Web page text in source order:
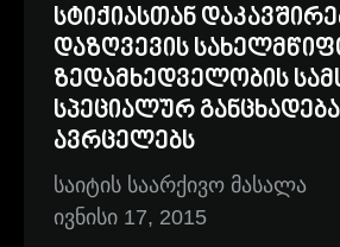
სტიქიასთან
დაზღვევის
ზედამხედველობის
სპეციალურ
ავრცელებს
საიტის საარქივო მასალა
ივნისი 17, 2015